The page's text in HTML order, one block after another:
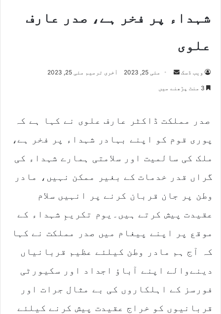
شہداء پر فخر ہے، صدر عارف
علوی
ویب ڈسک
Send مئی 25, 2023 آخری ترمیم مئی 25, 2023
صدر مملکت ڈاکٹر عارف علوی نے کہا ہے کہ
پوری قوم کو اپنے بہادر شہداء پر فخر ہے،
ملک کی سالمیت اور سلامتی ہمارے شہداء کی
گراں قدر خدمات کے بغیر ممکن نہیں، مادر
وطن پر جان قربان کرنے پر انہیں سلام
عقیدت پیش کرتے ہیں۔یوم تکریمِ شہداء کے
موقع پر اپنے پیغام میں صدر مملکت نے کہا
کہ آج ہم مادر وطن کیلئے عظیم قربانیاں
دینےوالے اپنے آباؤ اجداد اور سکیورٹی
فورسز کے اہلکاروں کی بے مثال جرات اور
قربانیوں کو خراج عقیدت پیش کرنے کیلئے